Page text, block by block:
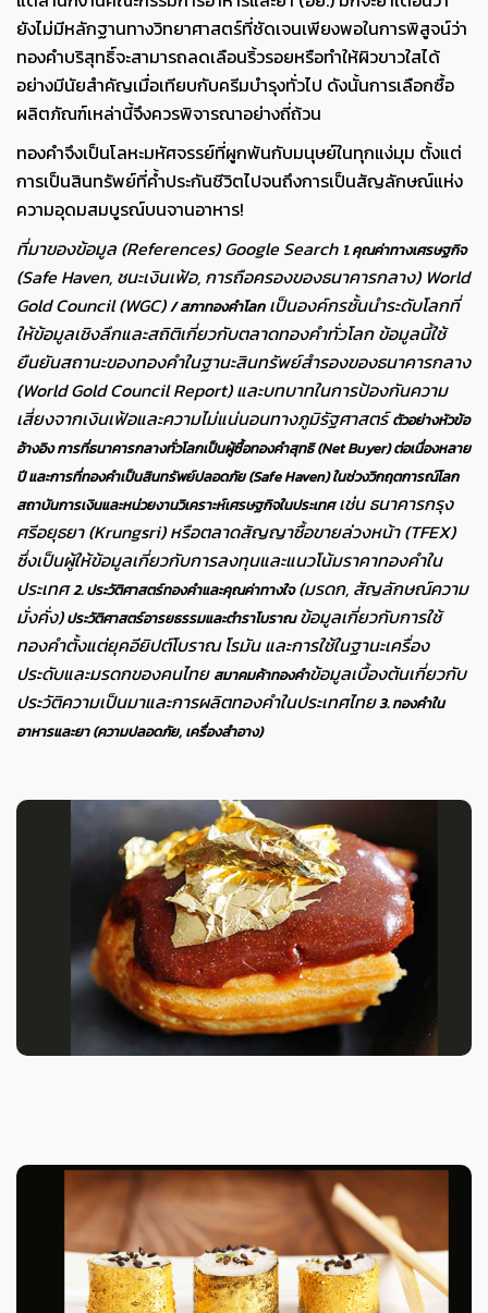
ยังไม่มีหลักฐานทางวิทยาศาสตร์ที่ชัดเจนเพียงพอในการพิสูจน์ว่า
ทองคำบริสุทธิ์จะสามารถลดเลือนริ้วรอยหรือทำให้ผิวขาวใสได้
อย่างมีนัยสำคัญเมื่อเทียบกับครีมบำรุงทั่วไป ดังนั้นการเลือกซื้อ
ผลิตภัณฑ์เหล่านี้จึงควรพิจารณาอย่างถี่ถ้วน
ทองคำจึงเป็นโลหะมหัศจรรย์ที่ผูกพันกับมนุษย์ในทุกแง่มุม ตั้งแต่
การเป็นสินทรัพย์ที่ค้ำประกันชีวิตไปจนถึงการเป็นสัญลักษณ์แห่ง
ความอุดมสมบูรณ์บนจานอาหาร!
ที่มาของข้อมูล (References) Google Search 1. คุณค่าทางเศรษฐกิจ
(Safe Haven, ชนะเงินเฟ้อ, การถือครองของธนาคารกลาง) World
Gold Council (WGC)/ สภาทองคำโลกเป็นองค์กรชั้นนำระดับโลกที่
ให้ข้อมูลเชิงลึกและสถิติเกี่ยวกับตลาดทองคำทั่วโลก ข้อมูลนี้ใช้
ยืนยันสถานะของทองคำในฐานะสินทรัพย์สำรองของธนาคารกลาง
(World Gold Council Report) และบทบาทในการป้องกันความ
เสี่ยงจากเงินเฟ้อและความไม่แน่นอนทางภูมิรัฐศาสตร์ตัวอย่างหัวข้อ
อ้างอิง การที่ธนาคารกลางทั่วโลกเป็นผู้ซื้อทองคำสุทธิ (Net Buyer) ต่อเนื่องหลาย
ปี และการที่ทองคำเป็นสินทรัพย์ปลอดภัย (Safe Haven) ในช่วงวิกฤตการณ์โลก
สถาบันการเงินและหน่วยงานวิเคราะห์เศรษฐกิจในประเทศเช่น ธนาคารกรุง
ศรีอยุธยา (Krungsri) หรือตลาดสัญญาซื้อขายล่วงหน้า (TFEX)
ซึ่งเป็นผู้ให้ข้อมูลเกี่ยวกับการลงทุนและแนวโน้มราคาทองคำใน
ประเทศ2. ประวัติศาสตร์ทองคำและคุณค่าทางใจ(มรดก, สัญลักษณ์ความ
มั่งคั่ง)ประวัติศาสตร์อารยธรรมและตำราโบราณข้อมูลเกี่ยวกับการใช้
ทองคำตั้งแต่ยุคอียิปต์โบราณ โรมัน และการใช้ในฐานะเครื่อง
ประดับและมรดกของคนไทย สมาคมค้าทองคำข้อมูลเบื้องต้นเกี่ยวกับ
ประวัติความเป็นมาและการผลิตทองคำในประเทศไทย3. ทองคำใน
อาหารและยา (ความปลอดภัย, เครื่องสำอาง)